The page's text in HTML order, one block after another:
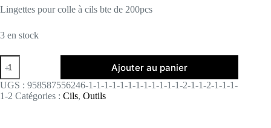
Lingettes pour colle à cils bte de 200pcs
3 en stock
quantité
de
DGW-
01
Ajouter au panier
UGS : 958587556246-1-1-1-1-1-1-1-1-1-1-1-1-2-1-1-2-1-1-1-
1-2 Catégories : Cils, Outils